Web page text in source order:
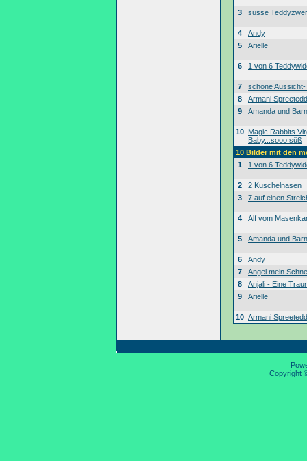
3 süsse
4
Andy
5
Arielle
6 1 von 6
7
schöne
8
Armani
9
Amanda und
10 Magic Rabbits
Baby...sooo süß
10 Bilder mit den
1
1 von 6
2
2 Kuschelnasen
3
7 auf einen
4 Alf vom
5 Amanda und
6
Andy
7
Angel mein
8
Anjali - Eine
9
Arielle
10 Armani
Copyright